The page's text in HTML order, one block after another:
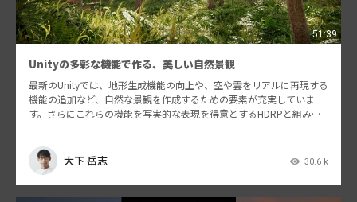
51:39
Unityの多彩な機能で作る、美しい自然景観
最新のUnityでは、地形生成機能の向上や、空や雲をリアルに再現する
機能の追加など、自然な景観を作成するための要素が充実していま
す。さらにこれらの機能を写実的な表現を得意とするHDRPと組み合
大下 岳志 30.6 k